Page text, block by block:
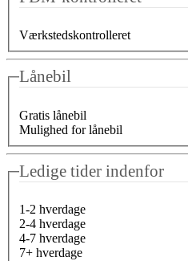
Værkstedskontrolleret
Lånebil
Gratis lånebil
Mulighed for lånebil
Ledige tider indenfor
1-2 hverdage
2-4 hverdage
4-7 hverdage
7+ hverdage